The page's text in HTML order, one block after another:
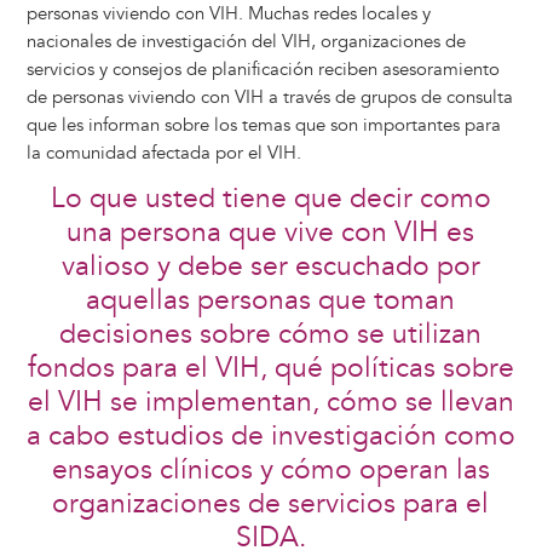
personas viviendo con VIH. Muchas redes locales y
nacionales de investigación del VIH, organizaciones de
servicios y consejos de planificación reciben asesoramiento
de personas viviendo con VIH a través de grupos de consulta
que les informan sobre los temas que son importantes para
la comunidad afectada por el VIH.
Lo que usted tiene que decir como
una persona que vive con VIH es
valioso y debe ser escuchado por
aquellas personas que toman
decisiones sobre cómo se utilizan
fondos para el VIH, qué políticas sobre
el VIH se implementan, cómo se llevan
a cabo estudios de investigación como
ensayos clínicos y cómo operan las
organizaciones de servicios para el
SIDA.